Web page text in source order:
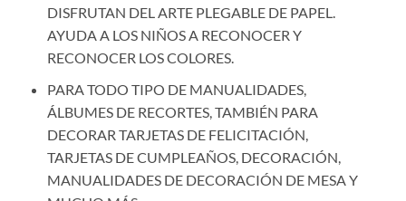
DISFRUTAN DEL ARTE PLEGABLE DE PAPEL.
AYUDA A LOS NIÑOS A RECONOCER Y
RECONOCER LOS COLORES.
PARA TODO TIPO DE MANUALIDADES,
ÁLBUMES DE RECORTES, TAMBIÉN PARA
DECORAR TARJETAS DE FELICITACIÓN,
TARJETAS DE CUMPLEAÑOS, DECORACIÓN,
MANUALIDADES DE DECORACIÓN DE MESA Y